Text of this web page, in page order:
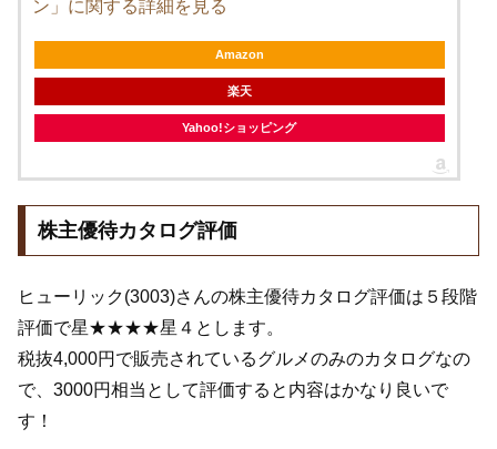
ン」に関する詳細を見る
Amazon
楽天
Yahoo!ショッピング
株主優待カタログ評価
ヒューリック(3003)さんの株主優待カタログ評価は５段階
評価で星★★★★星４とします。
税抜4,000円で販売されているグルメのみのカタログなの
で、3000円相当として評価すると内容はかなり良いで
す！